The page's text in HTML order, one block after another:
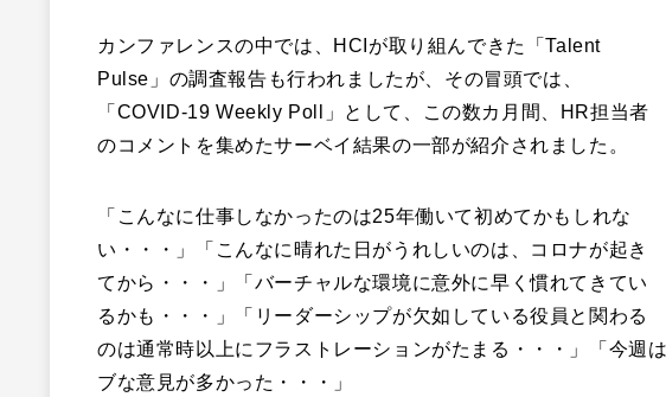
カンファレンスの中では、HCIが取り組んできた「Talent
Pulse」の調査報告も行われましたが、その冒頭では、
「COVID-19 Weekly Poll」として、この数カ月間、HR担当者
のコメントを集めたサーベイ結果の一部が紹介されました。
「こんなに仕事しなかったのは25年働いて初めてかもしれな
い・・・」「こんなに晴れた日がうれしいのは、コロナが起き
てから・・・」「バーチャルな環境に意外に早く慣れてきてい
るかも・・・」「リーダーシップが欠如している役員と関わる
のは通常時以上にフラストレーションがたまる・・・」「今週
ブな意見が多かった・・・」